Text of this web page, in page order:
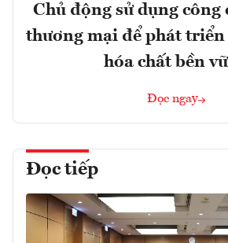
Chủ động sử dụng công
thương mại để phát triển
hóa chất bền
Đọc ngay
Đọc tiếp